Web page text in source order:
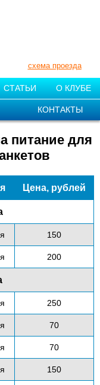
схема проезда
СТАТЬИ О КЛУБЕ
КОНТАКТЫ
питание для
Цена, рублей
150
200
250
70
70
150